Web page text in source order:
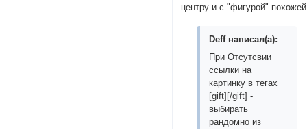
центру и с "фигурой"
Deff написал(а):
При Отсутсвии
ссылки на
картинку в тегах
[gift][/gift] -
выбирать
рандомно из